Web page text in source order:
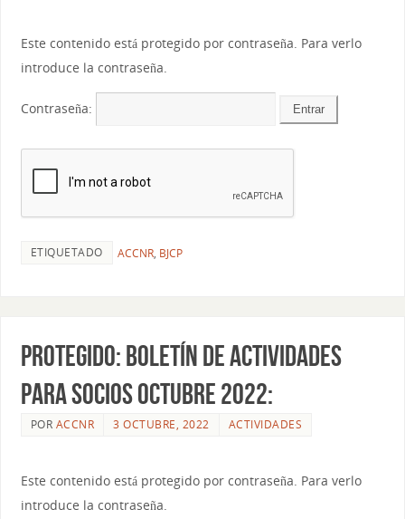
Este contenido está protegido por contraseña. Para verlo
introduce la contraseña.
Contraseña:
ETIQUETADO ACCNR, BJCP
Protegido: Boletín de actividades
para socios Octubre 2022:
POR ACCNR 3 OCTUBRE, 2022 ACTIVIDADES
Este contenido está protegido por contraseña. Para verlo
introduce la contraseña.